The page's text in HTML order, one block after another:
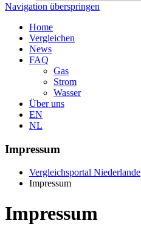
Navigation überspringen
Home
Vergleichen
News
FAQ
Gas
Strom
Wasser
Über uns
EN
NL
Impressum
Vergleichsportal Niederlande
Impressum
Impressum